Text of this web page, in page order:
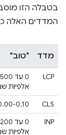
בטבלה הזו
המדדים האלה
מדד "טוב"
LCP
0 עד
אלפיות
CLS
0.10
INP
0 עד 200
אלפיות